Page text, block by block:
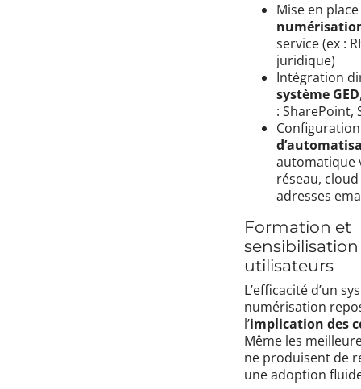
Mise en
service (ex :
juridique)
Intégration
système GED
: SharePoint,
automatique
réseau,
adresses
Formation et
utilisateurs
L’efficacité d’un
numérisation
l’implication des
Même les
ne produisent de
une adoption